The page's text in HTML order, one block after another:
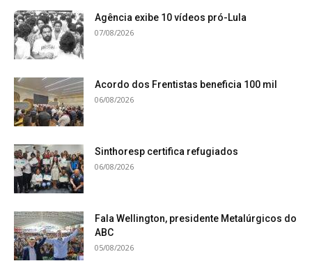
Agência exibe 10 vídeos pró-Lula
07/08/2026
Acordo dos Frentistas beneficia 100 mil
06/08/2026
Sinthoresp certifica refugiados
06/08/2026
Fala Wellington, presidente Metalúrgicos do
ABC
05/08/2026